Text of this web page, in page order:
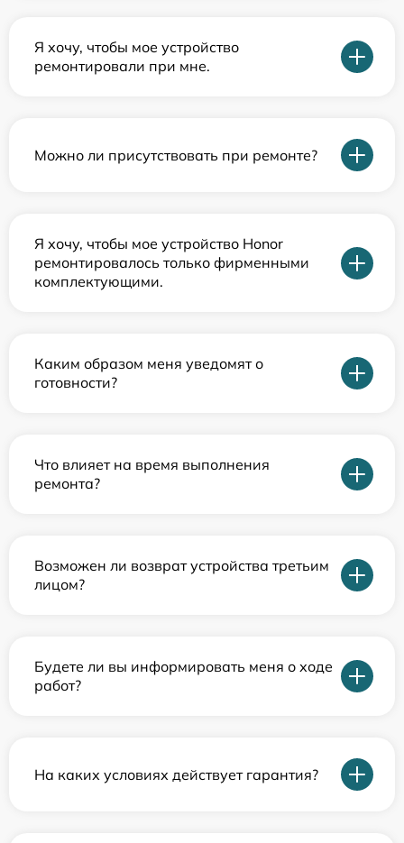
Я хочу, чтобы мое устройство
ремонтировали при мне.
Можно ли присутствовать при ремонте?
Я хочу, чтобы мое устройство Honor
ремонтировалось только фирменными
комплектующими.
Каким образом меня уведомят о
готовности?
Что влияет на время выполнения
ремонта?
Возможен ли возврат устройства третьим
лицом?
Будете ли вы информировать меня о ходе
работ?
На каких условиях действует гарантия?